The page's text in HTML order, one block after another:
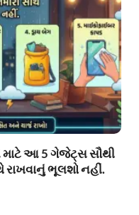
માટે આ 5 ગેજેટ્સ સૌથી
રાખવાનું ભૂલશો નહીં.